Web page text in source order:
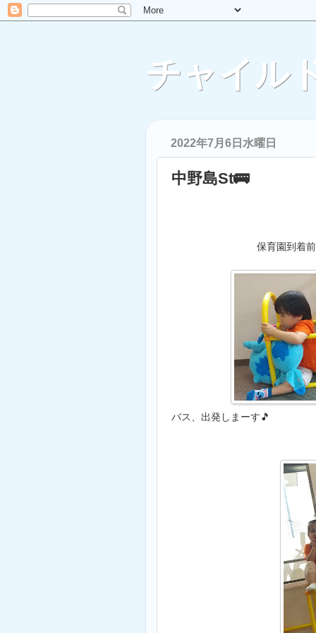
チャイル
2022年7月6日水曜日
中野島St🚌
保育園到着
バス、出発しまーす🎵